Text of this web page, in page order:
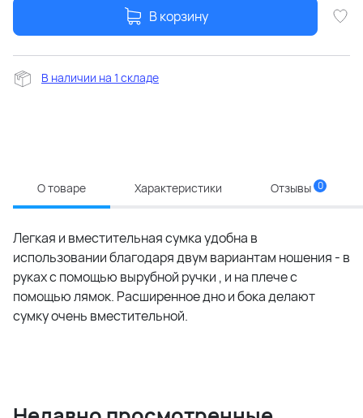
В корзину
В наличии на 1 складе
О товаре Характеристики Отзывы 0
Легкая и вместительная сумка удобна в
использовании благодаря двум вариантам ношения - в
руках с помощью вырубной ручки , и на плече с
помощью лямок. Расширенное дно и бока делают
сумку очень вместительной.